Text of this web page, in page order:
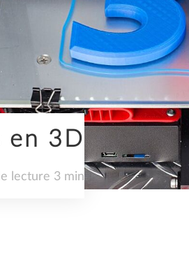
en 3D
lecture 3 min